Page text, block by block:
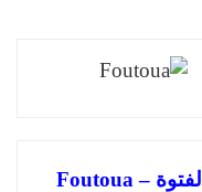
الفتوة – Foutoua